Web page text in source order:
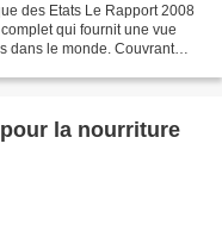
des Etats Le Rapport 2008
qui fournit une vue
dans le monde. Couvrant
la nourriture